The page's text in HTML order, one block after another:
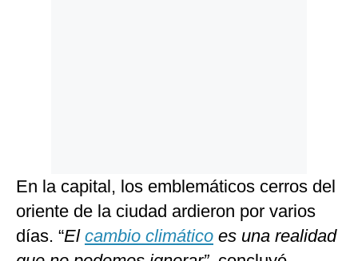
En la capital, los emblemáticos cerros del
oriente de la ciudad ardieron por varios
días. “El cambio climático es una realidad